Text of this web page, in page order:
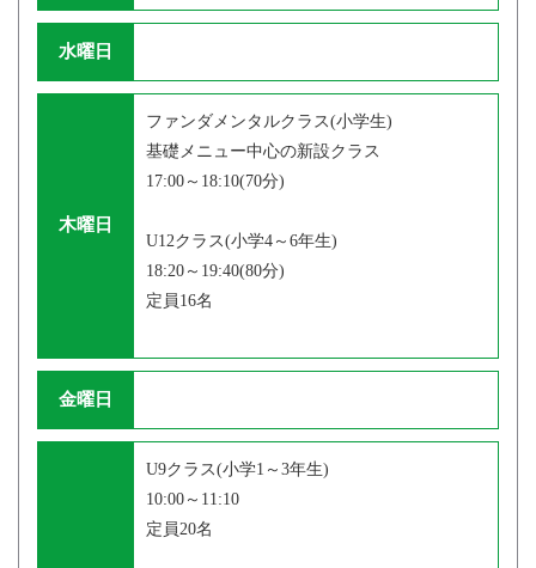
水曜日
木曜日
ファンダメンタルクラス(小学生)
基礎メニュー中心の新設クラス
17:00～18:10(70分)
U12クラス(小学4～6年生)
18:20～19:40(80分)
定員16名
金曜日
U9クラス(小学1～3年生)
10:00～11:10
定員20名